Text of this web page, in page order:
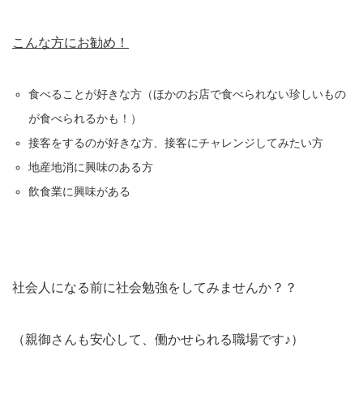
こんな方にお勧め！
食べることが好きな方（ほかのお店で食べられない珍しいもの
が食べられるかも！）
接客をするのが好きな方、接客にチャレンジしてみたい方
地産地消に興味のある方
飲食業に興味がある
社会人になる前に社会勉強をしてみませんか？？
（親御さんも安心して、働かせられる職場です♪）